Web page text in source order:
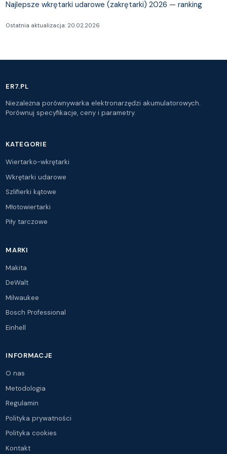
wykanczeniowych, ktorzy cenia dluzszy czas pracy i juz
uzytku oba modele sa rownowazne.
Najlepsze wkrętarki udarowe (zakrętarki) 2026 — ranking
Ostatnia aktualizacja: 20.02.2026
ER7.PL
Niezależna porównywarka elektronarzędzi akumulatorowych.
Porównuj specyfikacje, ceny i parametry.
KATEGORIE
Wiertarko-wkrętarki
Wkrętarki udarowe
Szlifierki kątowe
Młotowiertarki
Piły tarczowe
MARKI
Makita
DeWalt
Milwaukee
Bosch Professional
Einhell
INFORMACJE
O nas
Metodologia
Regulamin
Polityka prywatności
Polityka cookies
Kontakt